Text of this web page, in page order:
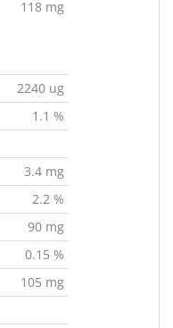
118 mg
2240 ug
1.1 %
3.4 mg
2.2 %
90 mg
0.15 %
105 mg